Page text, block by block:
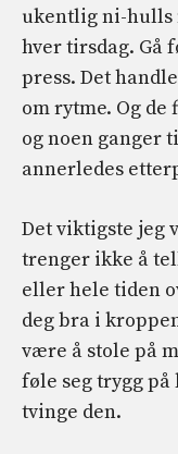
ukentlig ni-hulls
hver tirsdag. Gå
press. Det
om rytme. Og
og noen ganger
annerledes
Det viktigste jeg
trenger ikke å
eller hele tiden
deg bra i
være å stole på
føle seg trygg
tvinge den.